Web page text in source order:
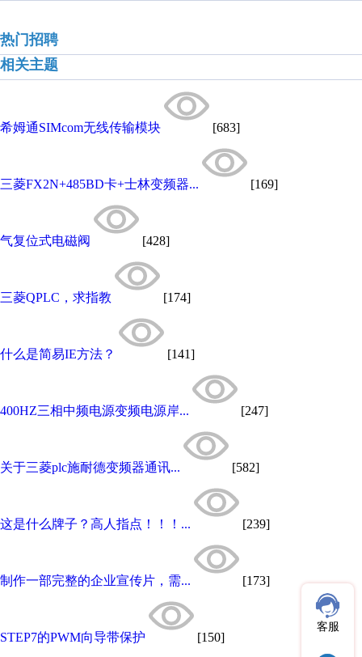
热门招聘
相关主题
希姆通SIMcom无线传输模块 [683]
三菱FX2N+485BD卡+士林变频器... [169]
气复位式电磁阀 [428]
三菱QPLC，求指教 [174]
什么是简易IE方法？ [141]
400HZ三相中频电源变频电源岸... [247]
关于三菱plc施耐德变频器通讯... [582]
这是什么牌子？高人指点！！！... [239]
制作一部完整的企业宣传片，需... [173]
STEP7的PWM向导带保护 [150]
客服